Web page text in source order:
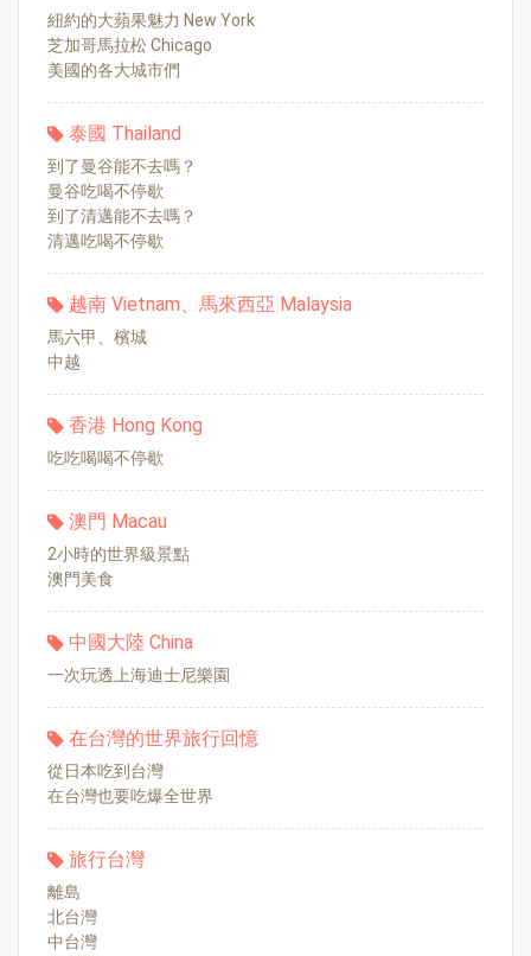
紐約的大蘋果魅力 New York
芝加哥馬拉松 Chicago
美國的各大城市們
泰國 Thailand
到了曼谷能不去嗎？
曼谷吃喝不停歇
到了清邁能不去嗎？
清邁吃喝不停歇
越南 Vietnam、馬來西亞 Malaysia
馬六甲、檳城
中越
香港 Hong Kong
吃吃喝喝不停歇
澳門 Macau
2小時的世界級景點
澳門美食
中國大陸 China
一次玩透上海迪士尼樂園
在台灣的世界旅行回憶
從日本吃到台灣
在台灣也要吃爆全世界
旅行台灣
離島
北台灣
中台灣